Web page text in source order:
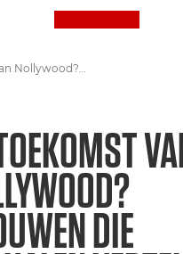
De toekomst van Nollywood? Vrouwen die verhalen vertellen over hun omgeving
DIE